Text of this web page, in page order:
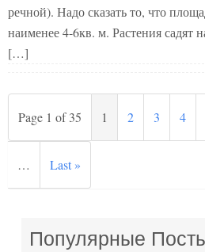
речной). Надо сказать то, что
наименее 4-6кв. м. Растения садят
[…]
Page 1 of 35 1 2 3 4
… Last »
Популярные